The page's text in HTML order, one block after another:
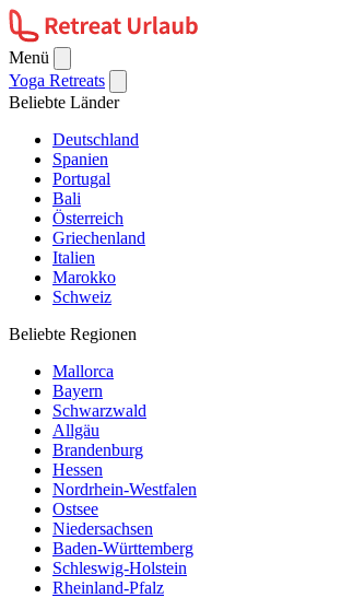
Menü
Yoga Retreats
Beliebte Länder
Deutschland
Spanien
Portugal
Bali
Österreich
Griechenland
Italien
Marokko
Schweiz
Beliebte Regionen
Mallorca
Bayern
Schwarzwald
Allgäu
Brandenburg
Hessen
Nordrhein-Westfalen
Ostsee
Niedersachsen
Baden-Württemberg
Schleswig-Holstein
Rheinland-Pfalz